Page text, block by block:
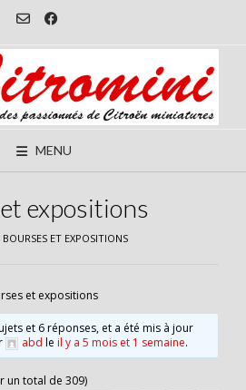
MENU
expositions
BOURSES ET EXPOSITIONS
et expositions
et 6 réponses, et a été mis à jour
abd leil y a 5 mois et 1 semaine.
un total de 309)